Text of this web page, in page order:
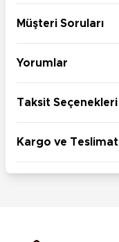
Müşteri Soruları
Yorumlar
Taksit Seçenekleri
Kargo ve Teslimat